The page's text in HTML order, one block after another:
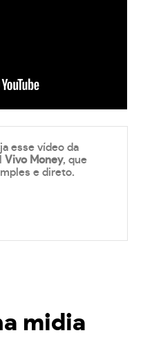
esse vídeo da
Vivo Money, que
e direto.
midia